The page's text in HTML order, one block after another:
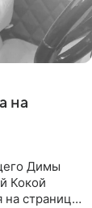
на
Димы
Кокой
на странице